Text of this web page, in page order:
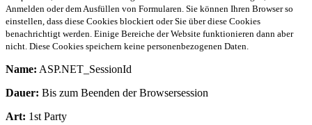
Anmelden oder dem Ausfüllen von Formularen. Sie können Ihren Browser so
einstellen, dass diese Cookies blockiert oder Sie über diese Cookies
benachrichtigt werden. Einige Bereiche der Website funktionieren dann aber
nicht. Diese Cookies speichern keine personenbezogenen Daten.
Name: ASP.NET_SessionId
Dauer: Bis zum Beenden der Browsersession
Art: 1st Party